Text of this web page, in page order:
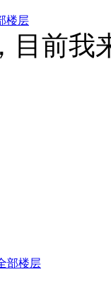
楼层
目前我
部楼层